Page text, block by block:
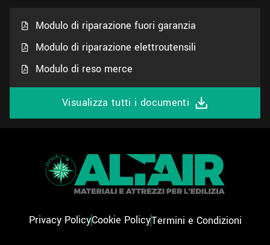
Modulo di riparazione fuori garanzia
Modulo di riparazione elettroutensili
Modulo di reso merce
Visualizza tutti i documenti
Privacy PolicyCookie PolicyTermini e Condizioni